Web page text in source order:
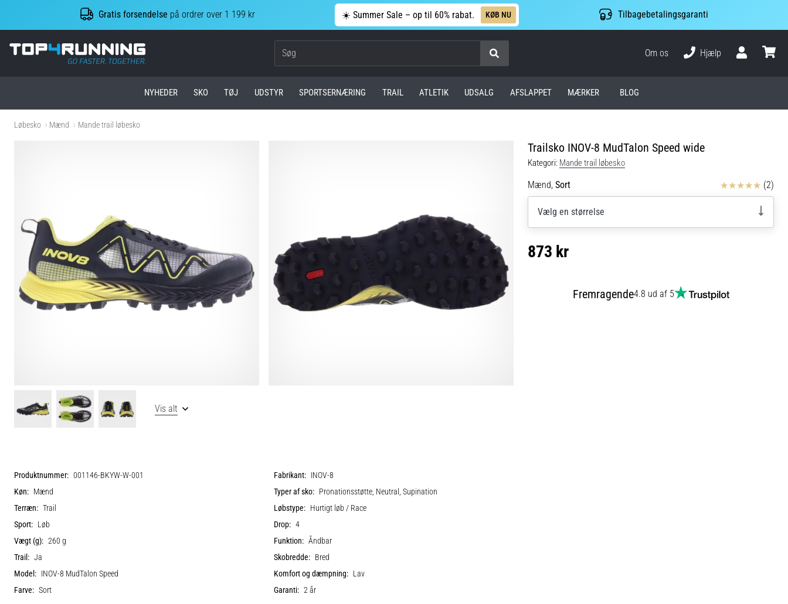
Gratis forsendelse på ordrer over 1 199 kr ☀️ Summer Sale – op til 60% rabat. KØB NU Tilbagebetalingsgaranti
Top4Running.dk
Om os
Hjælp
NYHEDER SKO TØJ UDSTYR SPORTSERNÆRING TRAIL ATLETIK UDSALG AFSLAPPET MÆRKER BLOG
Løbesko Mænd Mande trail løbesko
Trailsko INOV-8 MudTalon Speed wide
Kategori: Mande trail løbesko
Mænd, Sort Anmeldelser (2)
Vælg en størrelse
873 kr
Fremragende4.8 ud af 5
Vis alt
Produktnummer: 001146-BKYW-W-001 Fabrikant: INOV-8
Køn: Mænd Typer af sko: Pronationsstøtte, Neutral, Supination
Terræn: Trail Løbstype: Hurtigt løb / Race
Sport: Løb Drop: 4
Vægt (g): 260 g Funktion: Åndbar
Trail: Ja Skobredde: Bred
Model: INOV-8 MudTalon Speed Komfort og dæmpning: Lav
Farve: Sort Garanti: 2 år